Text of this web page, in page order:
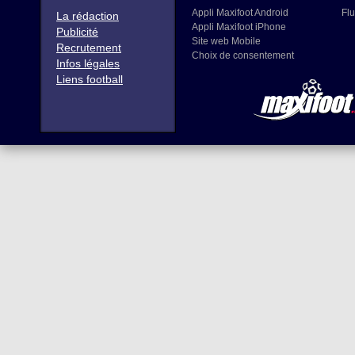
La rédaction
Publicité
Recrutement
Infos légales
Liens football
Appli Maxifoot Android
Appli Maxifoot iPhone
Site web Mobile
Choix de consentement